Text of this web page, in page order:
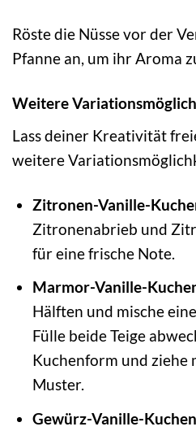
Röste die Nüsse vor der
Pfanne an, um ihr Aroma
Weitere
Lass deiner Kreativität
weitere
Zitronen-Vanille-
Zitronenabrieb und
für eine frische Note.
Marmor-Vanille-
Hälften und mische
Fülle beide Teige
Kuchenform und ziehe
Muster.
Gewürz-Vanille-